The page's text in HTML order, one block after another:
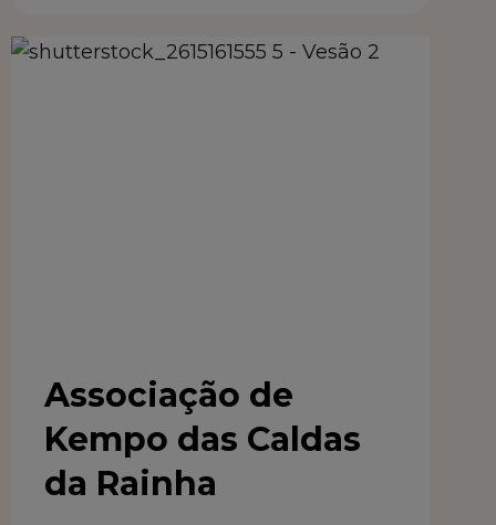
Associação de
Kempo das Caldas
da Rainha